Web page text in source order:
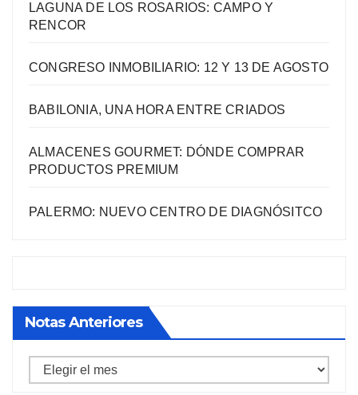
LAGUNA DE LOS ROSARIOS: CAMPO Y
RENCOR
CONGRESO INMOBILIARIO: 12 Y 13 DE AGOSTO
BABILONIA, UNA HORA ENTRE CRIADOS
ALMACENES GOURMET: DÓNDE COMPRAR
PRODUCTOS PREMIUM
PALERMO: NUEVO CENTRO DE DIAGNÓSITCO
Notas Anteriores
Notas